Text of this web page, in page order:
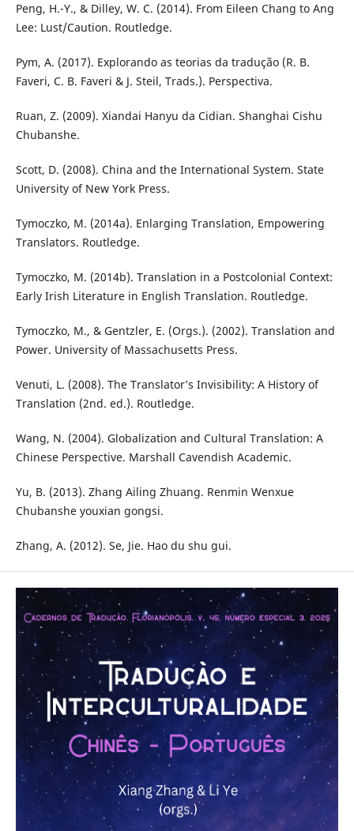
Peng, H.-Y., & Dilley, W. C. (2014). From Eileen Chang to Ang
Lee: Lust/Caution. Routledge.
Pym, A. (2017). Explorando as teorias da tradução (R. B.
Faveri, C. B. Faveri & J. Steil, Trads.). Perspectiva.
Ruan, Z. (2009). Xiandai Hanyu da Cidian. Shanghai Cishu
Chubanshe.
Scott, D. (2008). China and the International System. State
University of New York Press.
Tymoczko, M. (2014a). Enlarging Translation, Empowering
Translators. Routledge.
Tymoczko, M. (2014b). Translation in a Postcolonial Context:
Early Irish Literature in English Translation. Routledge.
Tymoczko, M., & Gentzler, E. (Orgs.). (2002). Translation and
Power. University of Massachusetts Press.
Venuti, L. (2008). The Translator’s Invisibility: A History of
Translation (2nd. ed.). Routledge.
Wang, N. (2004). Globalization and Cultural Translation: A
Chinese Perspective. Marshall Cavendish Academic.
Yu, B. (2013). Zhang Ailing Zhuang. Renmin Wenxue
Chubanshe youxian gongsi.
Zhang, A. (2012). Se, Jie. Hao du shu gui.